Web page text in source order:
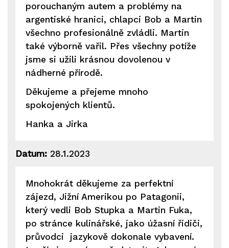
porouchaným autem a problémy na
argentiské hranici, chlapci Bob a Martin
všechno profesionálně zvládli. Martin
také výborně vařil. Přes všechny potíže
jsme si užili krásnou dovolenou v
nádherné přírodě.
Děkujeme a přejeme mnoho
spokojených klientů.
Hanka a Jirka
Datum: 28.1.2023
Mnohokrát děkujeme za perfektní
zájezd, Jižní Amerikou po Patagonii,
který vedli Bob Stupka a Martin Fuka,
po stránce kulinářské, jako úžasní řidiči,
průvodci jazykově dokonale vybavení.